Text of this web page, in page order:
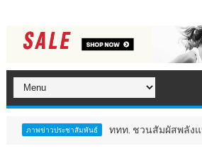
าวประชาสัมพันธ์ ททท. ชวนสัมผัสพลังแห่งศรัทธ